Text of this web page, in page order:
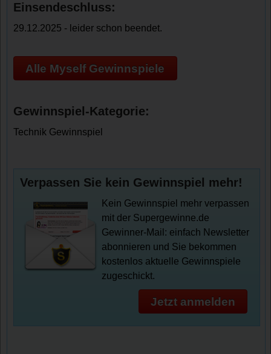
Einsendeschluss:
29.12.2025 - leider schon beendet.
Alle Myself Gewinnspiele
Gewinnspiel-Kategorie:
Technik Gewinnspiel
Verpassen Sie kein Gewinnspiel mehr!
Kein Gewinnspiel mehr verpassen
mit der Supergewinne.de
Gewinner-Mail: einfach Newsletter
abonnieren und Sie bekommen
kostenlos aktuelle Gewinnspiele
zugeschickt.
Jetzt anmelden